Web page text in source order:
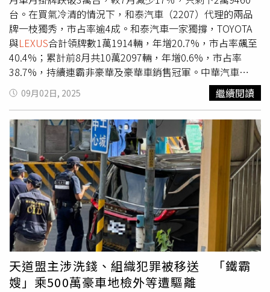
台。在買氣冷清的情況下，和泰汽車（2207）代理的兩品
牌一枝獨秀，市占率逾4成。和泰汽車一家獨撐，TOYOTA
與LEXUS合計領牌數1萬1914輛，年增20.7%，市占率飆至
40.4%；累計前8月共10萬2097輛，年增0.6%，市占率
38.7%，持續連霸非豪華及豪華車銷售冠軍。中華汽車
（2204）旗下MITSUBISHI、CMC、MG合計8月領牌數
2986輛，年增7.4%；裕日車（2227）旗下NISSAN、
INFINITI合計領牌數807輛，年減25.9%；三陽（2206）旗
下南陽實業代理的HYUNDAI領牌數1118輛，年減16%。相
較於汽車市場，機車市場出現一線生機，8月內銷掛牌
66628台，較上月小幅成長2.05％，電動機車僅掛牌4231
台。Gogoro入門車款EZZY連續3個月蟬聯銷售冠軍，兩款
熱銷新色將於9月初交車，挹注銷售數字。車商表示，川普
關稅引發貨物稅及關稅降稅聯想，加上立法院端出汰舊換新
購車補助加碼，有望吸引今年因關稅和貨物稅議題而觀望的
消費者購車，推估9月新車掛牌可逾3萬台，高於8月。和泰
車2日盤中股價下跌0.36%，暫報553元；中華小漲0.5%，
暫報59.3元；裕日車維持平盤；暫報55.1元；三陽工業漲勢
疲弱，小跌0.16%，暫報64.1元。
09月02日, 2025 繼續閱讀
天道盟主涉洗錢、組織犯罪被移送 「鐵霸
嫂」乘500萬豪車地檢外等遭驅離